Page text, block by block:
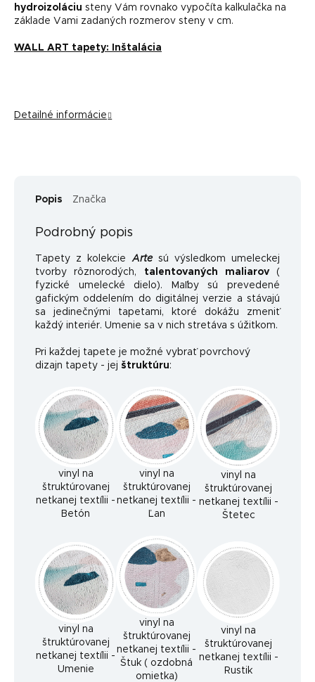
hydroizoláciu steny Vám rovnako vypočíta kalkulačka na
základe Vami zadaných rozmerov steny v cm.
WALL ART tapety: Inštalácia
Detailné informácie
Popis Značka
Podrobný popis
Tapety z kolekcieArtesú výsledkom umeleckej
tvorby rôznorodých,
talentovaných maliarov(
fyzické umelecké dielo). Maľby sú prevedené
gafickým oddelením do digitálnej verzie a stávajú
sa jedinečnými tapetami, ktoré dokážu zmeniť
každý interiér. Umenie sa v nich stretáva s úžitkom.
Pri každej tapete je možné vybrať povrchový
dizajn tapety - jej štruktúru:
vinyl na
štruktúrovanej
netkanej textílii -
Betón
vinyl na
štruktúrovanej
netkanej textílii -
Ľan
vinyl na
štruktúrovanej
netkanej textílii -
Štetec
vinyl na
štruktúrovanej
netkanej textílii -
Umenie
vinyl na
štruktúrovanej
netkanej textílii -
Štuk ( ozdobná
omietka)
vinyl na
štruktúrovanej
netkanej textílii -
Rustik